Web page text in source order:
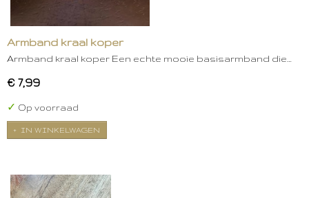
Armband kraal koper
Armband kraal koper Een echte mooie basisarmband die…
€ 7,99
✓ Op voorraad
IN WINKELWAGEN